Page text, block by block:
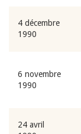
4 décembre
1990
6 novembre
1990
24 avril